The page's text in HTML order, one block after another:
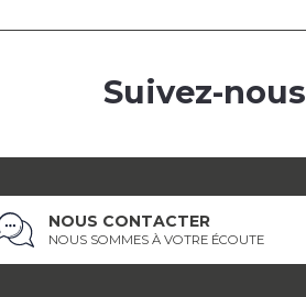
Suivez-nous
NOUS CONTACTER
NOUS SOMMES À VOTRE ÉCOUTE